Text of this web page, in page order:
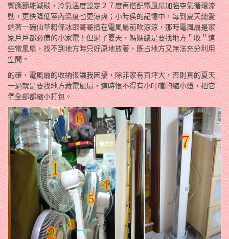
響應節能減碳，冷氣溫度設定２７度再搭配電風扇加強空氣循環流
動，更快降低室內溫度也更涼爽；小時侯的記憶中，每到夏天總愛
端著一碗仙草粉條冰跟哥哥擠在電風扇前吹涼涼，那時電風扇是家
家戶戶都必備的小家電！但過了夏天，媽媽總是要找地方＂收＂這
些電風扇，找不到地方時只好原地放著，既占地方又無法充分利用
空間。
的確，電風扇的收納很讓我困擾，除非家有百坪大，否則真的夏天
一過就是要找地方藏電風扇，這時恨不得有小叮噹的縮小燈，把它
們全部都縮小打包。